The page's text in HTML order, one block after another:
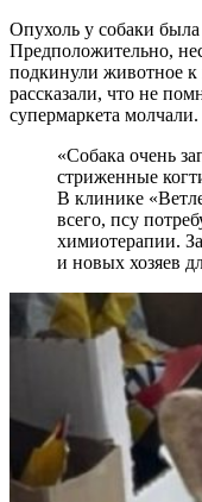
Опухоль у собаки
Предположительно,
подкинули животное к
рассказали, что не
супермаркета молчали.
«Собака очень
стриженные
В клинике
всего, псу
химиотерапии.
и новых хозяев